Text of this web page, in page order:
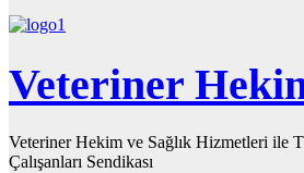
Veteriner
Veteriner Hekim ve Sağlık Hizmetleri ile
Çalışanları Sendikası